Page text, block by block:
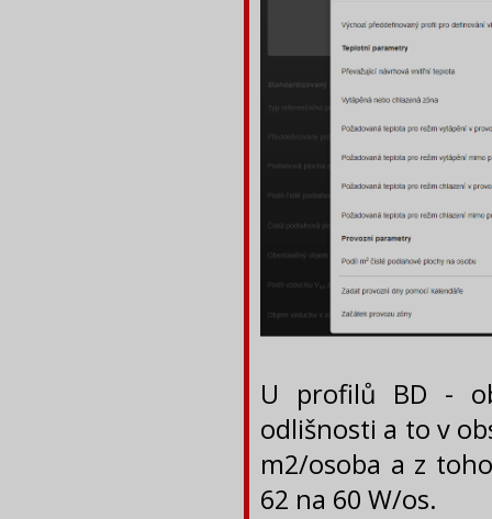
U profilů BD -
odlišnosti a to v
m2/osoba a z
62 na 60 W/os.